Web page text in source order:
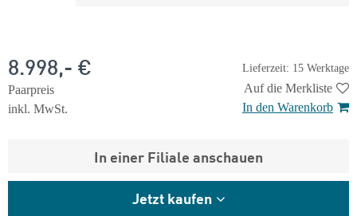
Lieferzeit: 15 Werktage
8.998,- €
Paarpreis
inkl. MwSt.
Auf die Merkliste
In den Warenkorb
In einer Filiale anschauen
Jetzt kaufen